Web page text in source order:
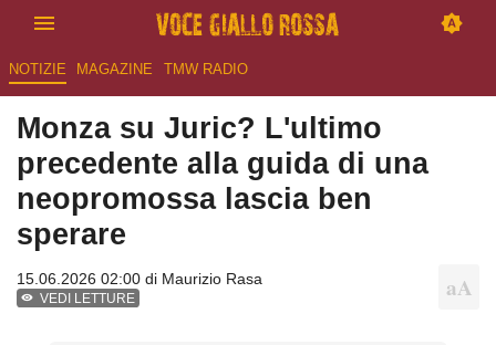
NOTIZIE MAGAZINE TMW RADIO
Monza su Juric? L'ultimo
precedente alla guida di una
neopromossa lascia ben
sperare
15.06.2026 02:00 di Maurizio Rasa
VEDI LETTURE